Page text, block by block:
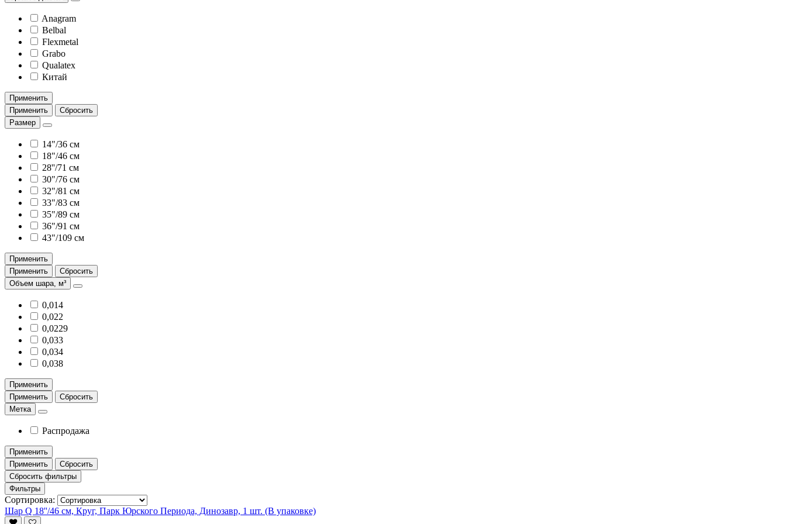
Anagram
Belbal
Flexmetal
Grabo
Qualatex
Китай
Применить
Применить
Сбросить
Размер
14"/36 см
18"/46 см
28''/71 см
30"/76 см
32"/81 см
33"/83 см
35"/89 см
36"/91 см
43"/109 см
Применить
Применить
Сбросить
Объем шара, м³
0,014
0,022
0,0229
0,033
0,034
0,038
Применить
Применить
Сбросить
Метка
Распродажа
Применить
Применить
Сбросить
Сбросить фильтры
Фильтры
Сортировка:
Шар Q 18''/46 см, Круг, Парк Юрского Периода, Динозавр, 1 шт. (В упаковке)